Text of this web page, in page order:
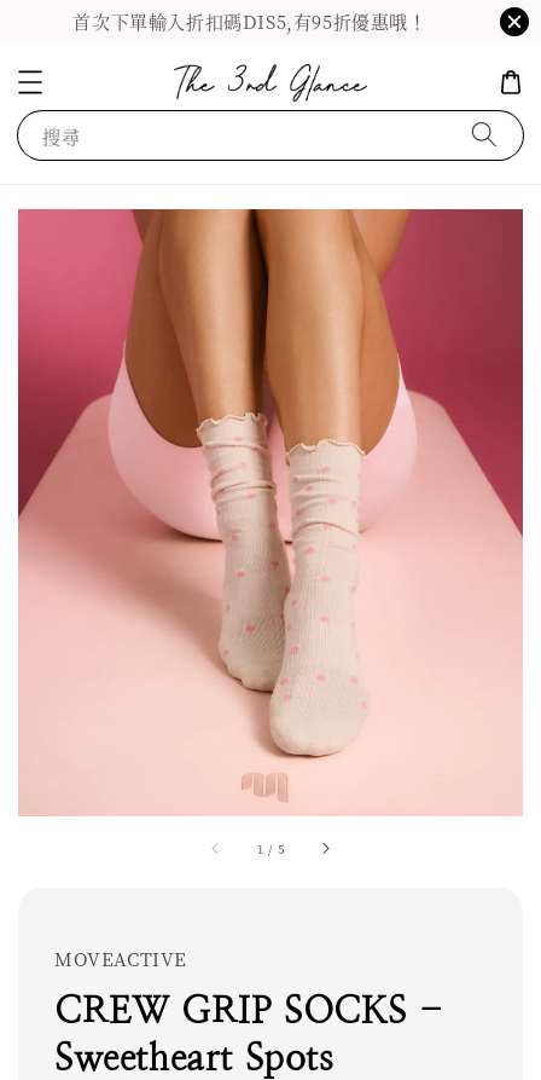
首次下單輸入折扣碼DIS5,有95折優惠哦！
搜尋
1 / 5
MOVEACTIVE
CREW GRIP SOCKS -
Sweetheart Spots